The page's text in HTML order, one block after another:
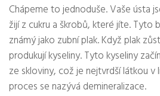
Chápeme to jednoduše. Vaše ústa
žijí z cukru a škrobů, které jíte. Tyto
známý jako zubní plak. Když plak
produkují kyseliny. Tyto kyseliny
ze skloviny, což je nejtvrdší látkou v
proces se nazývá demineralizace.